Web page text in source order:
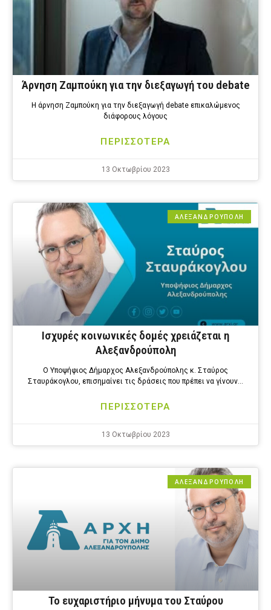
Άρνηση Ζαμπούκη για την διεξαγωγή του debate
Η άρνηση Ζαμπούκη για την διεξαγωγή debate επικαλώμενος
διάφορους λόγους
ΠΕΡΙΣΣΟΤΕΡΑ
13 Οκτωβρίου 2023
ΑΛΕΞΑΝΔΡΟΎΠΟΛΗ
Ισχυρές κοινωνικές δομές χρειάζεται η
Αλεξανδρούπολη
Ο Υποψήφιος Δήμαρχος Αλεξανδρούπολης κ. Σταύρος
Σταυράκογλου, επισημαίνει τις δράσεις που πρέπει να γίνουν…
ΠΕΡΙΣΣΟΤΕΡΑ
13 Οκτωβρίου 2023
ΑΛΕΞΑΝΔΡΟΎΠΟΛΗ
Το ευχαριστήριο μήνυμα του Σταύρου